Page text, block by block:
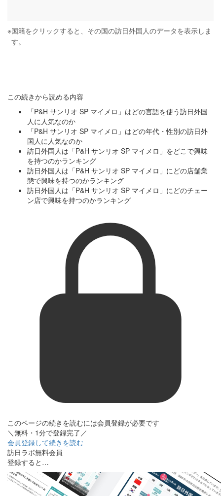
※国籍をクリックすると、その国の訪日外国人のデータを表示しま
す。
この続きから読める内容
「P&H サンリオ SP マイメロ」はどの言語を使う訪日外国
人に人気なのか
「P&H サンリオ SP マイメロ」はどの年代・性別の訪日外
国人に人気なのか
訪日外国人は「P&H サンリオ SP マイメロ」をどこで興味
を持つのかランキング
訪日外国人は「P&H サンリオ SP マイメロ」にどの店舗業
態で興味を持つのかランキング
訪日外国人は「P&H サンリオ SP マイメロ」にどのチェー
ン店で興味を持つのかランキング
このページの続きを読むには会員登録が必要です
＼無料・1分で登録完了／
会員登録して続きを読む
訪日ラボ無料会員
登録すると…